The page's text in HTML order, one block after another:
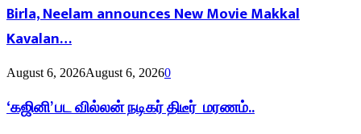
Birla, Neelam announces New Movie Makkal
Kavalan…
August 6, 2026August 6, 20260
‘கஜினி’ பட வில்லன் நடிகர் திடீர் மரணம்..